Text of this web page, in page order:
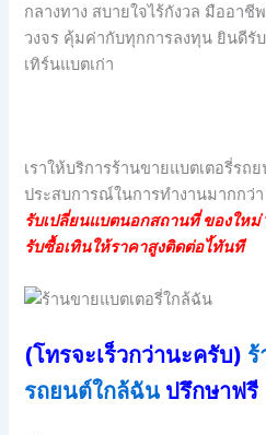
กลางทาง สบายใจไร้กังวล มืออา
วงจร คุ้มค่ากับทุกการลงทุน ยินดีรั
เทิร์นแบตเก่า
เราให้บริการร้านขายแบตเตอรี่ร
ประสบการณ์ในการทำงานมากกว่า
รับเปลี่ยนแบตนอกสถานที่ ของให
รับซื้อเทินให้ราคาสูงติดต่อไ้ทันที
(โทรจะเร็วกว่านะครับ) ร้
รถยนต์ใกล้ฉัน ปรึกษาฟรี